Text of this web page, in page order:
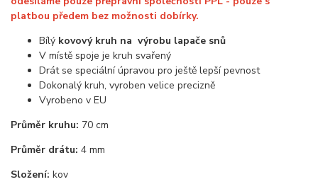
platbou předem bez možnosti dobírky.
Bílý kovový kruh na výrobu lapače snů
V místě spoje je kruh svařený
Drát se speciální úpravou pro ještě lepší pevnost
Dokonalý kruh, vyroben velice precizně
Vyrobeno v EU
Průměr kruhu: 70 cm
Průměr drátu: 4 mm
Složení: kov